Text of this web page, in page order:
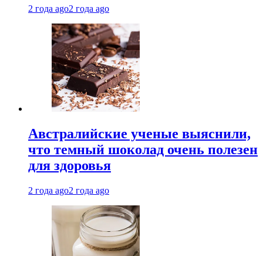
2 года ago2 года ago
Австралийские ученые выяснили,
что темный шоколад очень полезен
для здоровья
2 года ago2 года ago